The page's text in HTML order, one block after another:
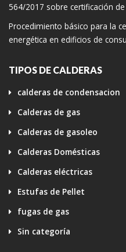
564/2017 sobre certificación
Procedimiento básico para la
energética en edificios de
TIPOS DE CALDERAS
calderas de condensacion
Calderas de gas
Calderas de gasoleo
Calderas Domésticas
Calderas eléctricas
Estufas de Pellet
fugas de gas
Sin categoría